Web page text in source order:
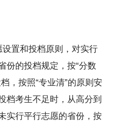
置和投档原则，对实行
份的投档规定，按“分数
，按照“专业清”的原则安
档考生不足时，从高分到
实行平行志愿的省份，按